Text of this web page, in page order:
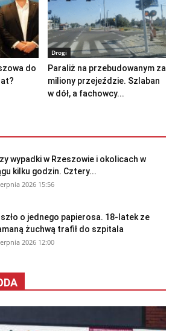
do
Drogi
Paraliż na przebudowanym za
miliony przejeździe. Szlaban
w dół, a fachowcy...
wypadki w Rzeszowie i okolicach w
kilku godzin. Cztery...
2026 15:56
o jednego papierosa. 18-latek ze
żuchwą trafił do szpitala
2026 12:00